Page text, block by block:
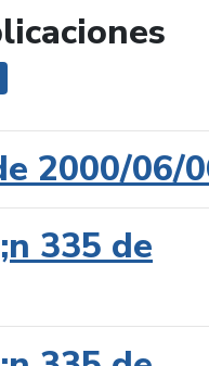
opciones de búsqueda
2000/06/
335 de